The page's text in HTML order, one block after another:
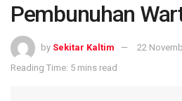
Pembunuhan
by Sekitar Kaltim
22
Reading Time: 5 mins read